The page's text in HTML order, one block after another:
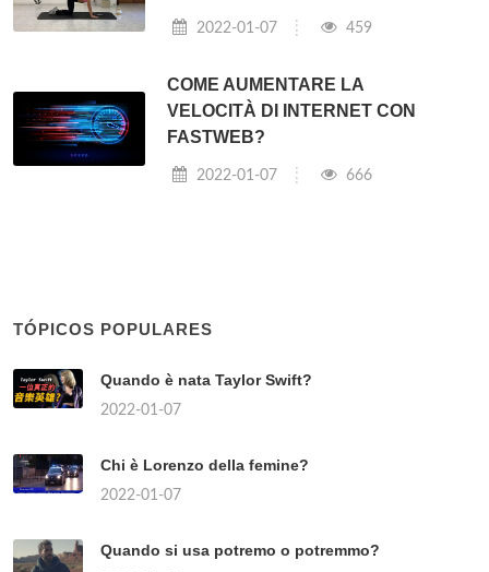
2022-01-07 459
COME AUMENTARE LA
VELOCITÀ DI INTERNET CON
FASTWEB?
2022-01-07 666
TÓPICOS POPULARES
Quando è nata Taylor Swift?
2022-01-07
Chi è Lorenzo della femine?
2022-01-07
Quando si usa potremo o potremmo?